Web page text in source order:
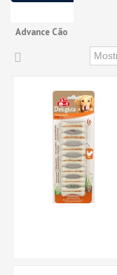
Advance Cão